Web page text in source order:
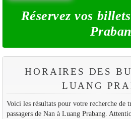
Réservez vos
HORAIRES DES
LUANG
Voici les résultats pour votre recherche de
passagers de Nan à Luang Prabang.